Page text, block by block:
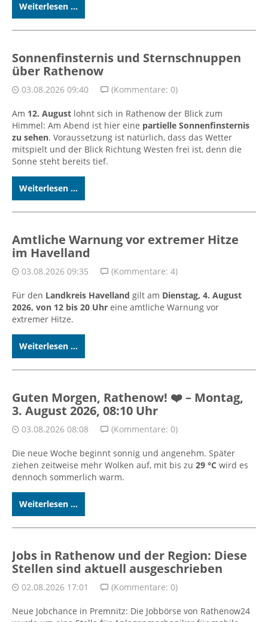
Weiterlesen ...
Sonnenfinsternis und Sternschnuppen
über Rathenow
03.08.2026 09:40 (Kommentare: 0)
Am 12. August lohnt sich in Rathenow der Blick zum
Himmel: Am Abend ist hier eine partielle Sonnenfinsternis
zu sehen. Voraussetzung ist natürlich, dass das Wetter
mitspielt und der Blick Richtung Westen frei ist, denn die
Sonne steht bereits tief.
Weiterlesen ...
Amtliche Warnung vor extremer Hitze
im Havelland
03.08.2026 09:35 (Kommentare: 4)
Für den Landkreis Havelland gilt am Dienstag, 4. August
2026, von 12 bis 20 Uhr eine amtliche Warnung vor
extremer Hitze.
Weiterlesen ...
Guten Morgen, Rathenow! ❤️ – Montag,
3. August 2026, 08:10 Uhr
03.08.2026 08:08 (Kommentare: 0)
Die neue Woche beginnt sonnig und angenehm. Später
ziehen zeitweise mehr Wolken auf, mit bis zu 29 °C wird es
dennoch sommerlich warm.
Weiterlesen ...
Jobs in Rathenow und der Region: Diese
Stellen sind aktuell ausgeschrieben
02.08.2026 17:01 (Kommentare: 0)
Neue Jobchance in Premnitz: Die Jobbörse von Rathenow24